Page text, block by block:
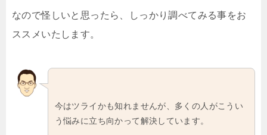
なので怪しいと思ったら、しっかり調べてみる事をお
ススメいたします。
今はツライかも知れませんが、多くの人がこうい
う悩みに立ち向かって解決しています。